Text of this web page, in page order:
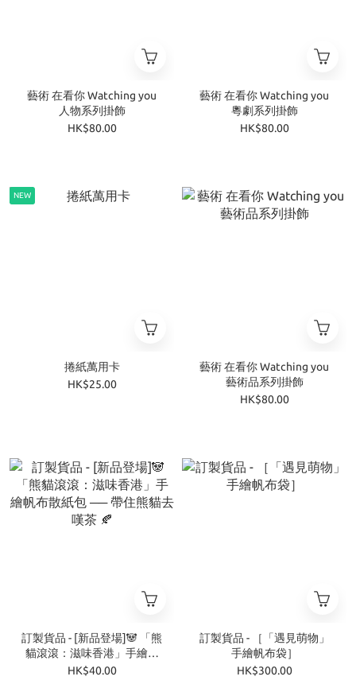
藝術 在看你 Watching you
人物系列掛飾
HK$80.00
藝術 在看你 Watching you
粵劇系列掛飾
HK$80.00
NEW
捲紙萬用卡
HK$25.00
藝術 在看你 Watching you
藝術品系列掛飾
HK$80.00
訂製貨品 - [新品登場]🐼 「熊
貓滾滾：滋味香港」手繪帆
布散紙包 ── 帶住熊貓去嘆
HK$40.00
訂製貨品 - ［「遇見萌物」
手繪帆布袋］
HK$300.00